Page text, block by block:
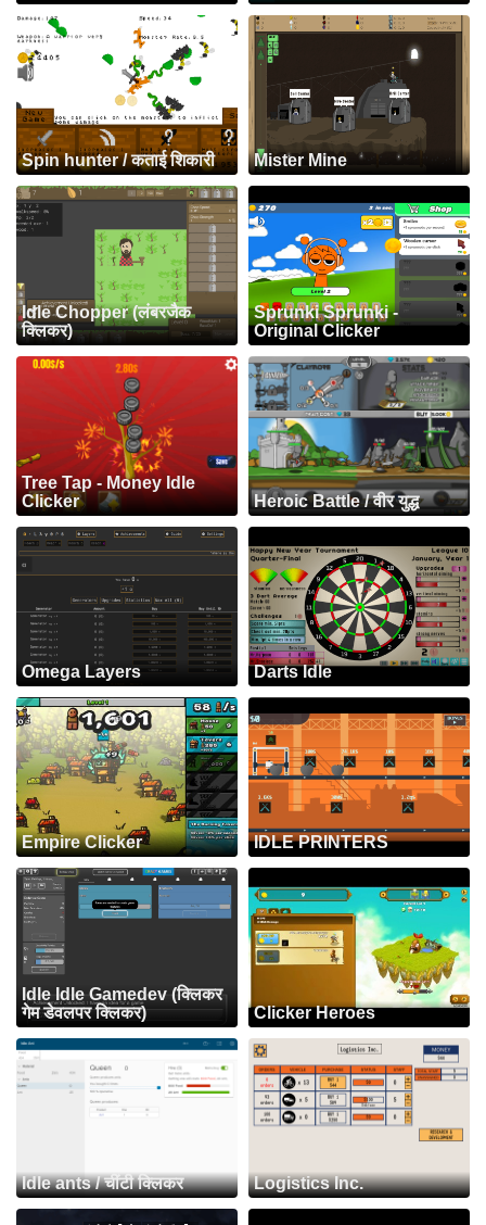
Spin hunter / कताई शिकारी Mister Mine
Idle Chopper (लंबरजैक
क्लिकर)
Sprunki Sprunki -
Original Clicker
Tree Tap - Money Idle
Clicker
Heroic Battle / वीर युद्ध
Omega Layers Darts Idle
Empire Clicker IDLE PRINTERS
Idle Idle Gamedev (क्लिकर
गेम डेवलपर क्लिकर)
Clicker Heroes
Idle ants / चींटी क्लिकर Logistics Inc.